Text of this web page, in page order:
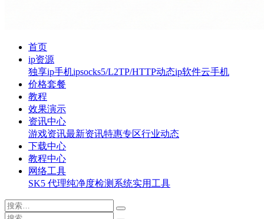
首页
ip资源
独享ip手机ipsocks5/L2TP/HTTP动态ip软件云手机
价格套餐
教程
效果演示
资讯中心
游戏资讯最新资讯特惠专区行业动态
下载中心
教程中心
网络工具
SK5 代理纯净度检测系统实用工具